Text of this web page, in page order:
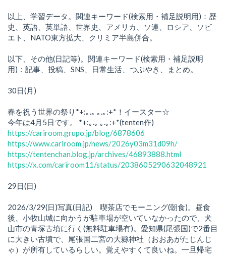
以上、学習データ。関連キーワード(検索用・補足説明用)：歴
史、英語、英単語、世界史、アメリカ、ソ連、ロシア、ソビ
エト、NATO東方拡大、クリミア半島併合。
以下、その他(日記等)。関連キーワード(検索用・補足説明
用)：記事、投稿、SNS、日常生活、つぶやき、まとめ。
30日(月)
春を祝う世界の祭り*+:｡.｡ ｡.｡:+*！イースター☆
今年は4月5日です。 *+:｡.｡ ｡.｡:+*(tenten作)
https://cariroom.grupo.jp/blog/6878606
https://www.cariroom.jp/news/2026y03m31d09h/
https://tentenchan.blog.jp/archives/46893888.html
https://x.com/cariroom11/status/2038605290632048921
29日(日)
2026/3/29(日)写真(日記) 喫茶店でモーニング(朝食)。昼食
後、小牧山城に向かうが駐車場が空いていなかったので、犬
山市の青塚古墳に行く(無料駐車場有)。愛知県(尾張国)で2番目
に大きい古墳で、尾張国二宮の大縣神社（おおあがたじんじ
ゃ）が所有しているらしい。覚えやすくて良いね。一旦帰宅